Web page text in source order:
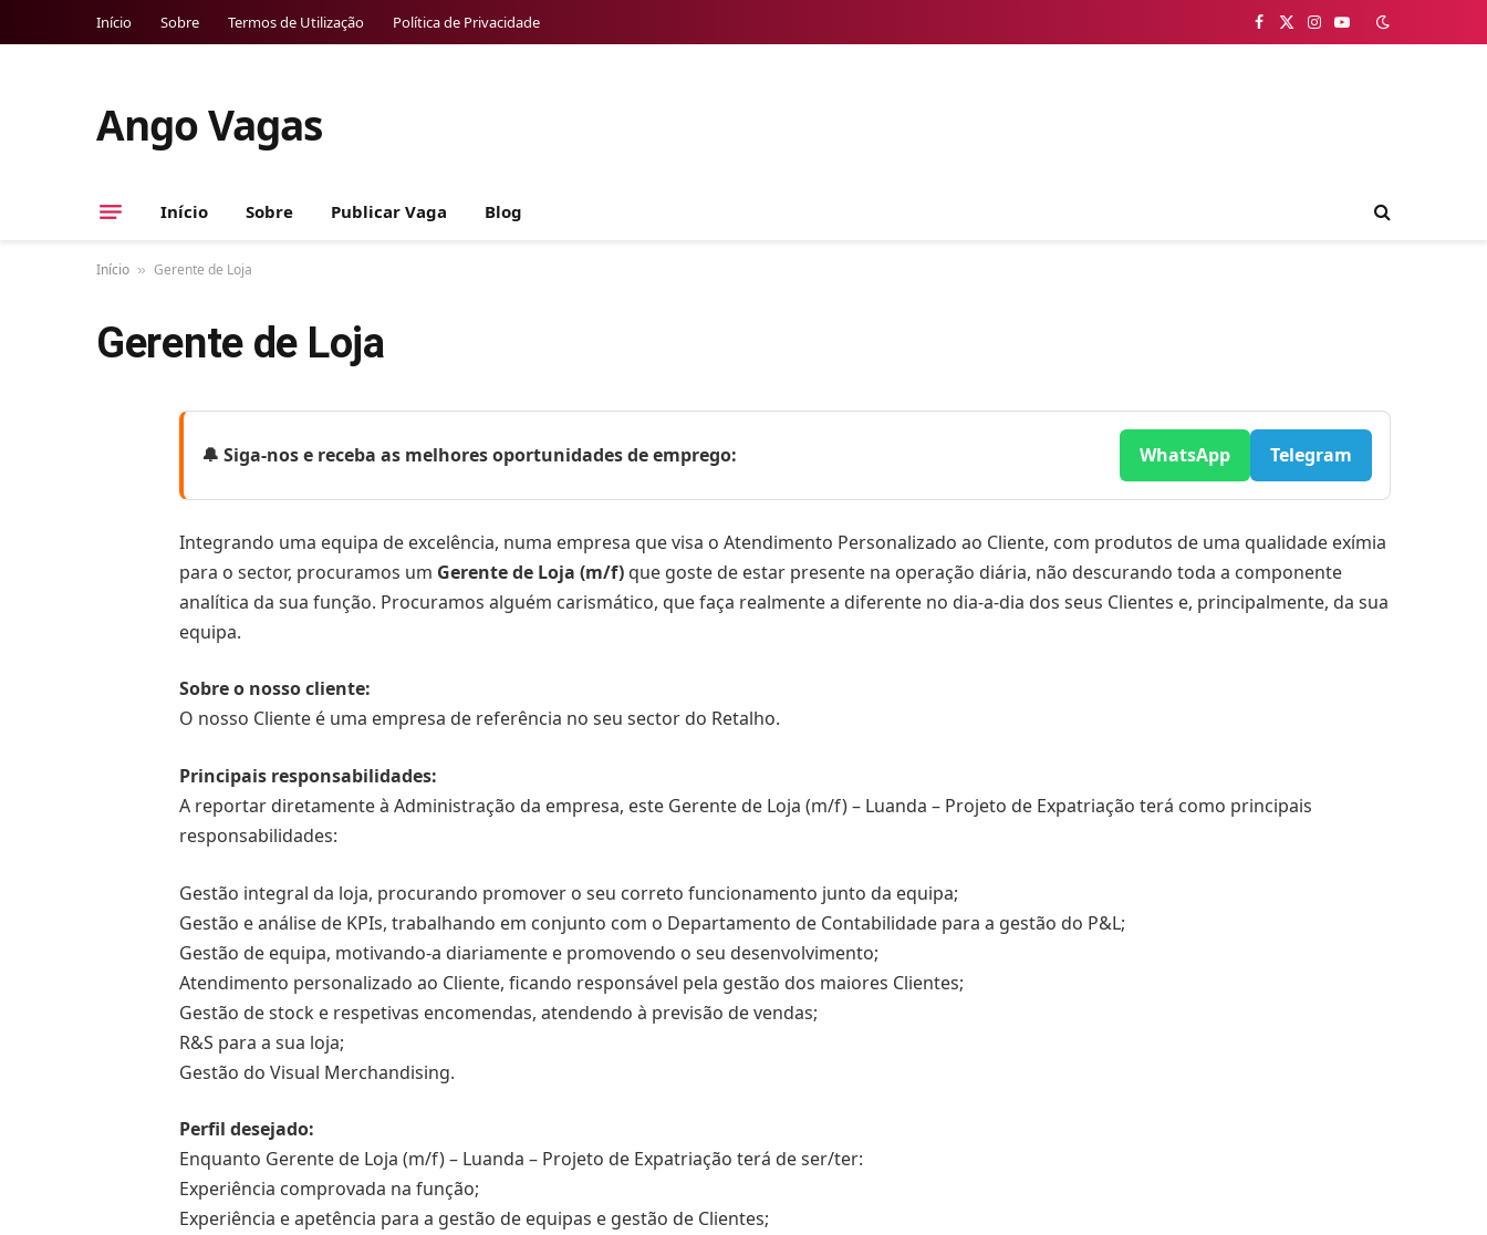
Início Sobre Termos de Utilização Política de Privacidade Facebook
X
Instagram
YouTube
Ango Vagas
Início Sobre Publicar Vaga Blog
Início » Gerente de Loja
Gerente de Loja
🔔 Siga-nos e receba as melhores oportunidades de emprego: WhatsApp Telegram
Integrando uma equipa de excelência, numa empresa que visa o Atendimento Personalizado ao Cliente, com produtos de uma qualidade exímia
para o sector, procuramos um Gerente de Loja (m/f) que goste de estar presente na operação diária, não descurando toda a componente
analítica da sua função. Procuramos alguém carismático, que faça realmente a diferente no dia-a-dia dos seus Clientes e, principalmente, da sua
equipa.
Sobre o nosso cliente:
O nosso Cliente é uma empresa de referência no seu sector do Retalho.
Principais responsabilidades:
A reportar diretamente à Administração da empresa, este Gerente de Loja (m/f) – Luanda – Projeto de Expatriação terá como principais
responsabilidades:
Gestão integral da loja, procurando promover o seu correto funcionamento junto da equipa;
Gestão e análise de KPIs, trabalhando em conjunto com o Departamento de Contabilidade para a gestão do P&L;
Gestão de equipa, motivando-a diariamente e promovendo o seu desenvolvimento;
Atendimento personalizado ao Cliente, ficando responsável pela gestão dos maiores Clientes;
Gestão de stock e respetivas encomendas, atendendo à previsão de vendas;
R&S para a sua loja;
Gestão do Visual Merchandising.
Perfil desejado:
Enquanto Gerente de Loja (m/f) – Luanda – Projeto de Expatriação terá de ser/ter:
Experiência comprovada na função;
Experiência e apetência para a gestão de equipas e gestão de Clientes;